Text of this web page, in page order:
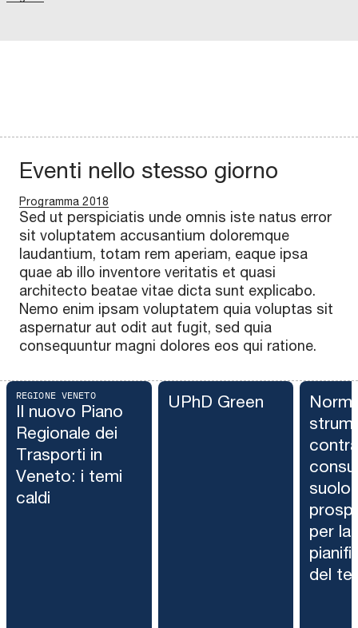
Eventi nello stesso giorno
Programma 2018
Sed ut perspiciatis unde omnis iste natus error
sit voluptatem accusantium doloremque
laudantium, totam rem aperiam, eaque ipsa
quae ab illo inventore veritatis et quasi
architecto beatae vitae dicta sunt explicabo.
Nemo enim ipsam voluptatem quia voluptas sit
aspernatur aut odit aut fugit, sed quia
consequuntur magni dolores eos qui ratione.
REGIONE VENETO
Il nuovo Piano
Regionale dei
Trasporti in
Veneto: i temi
caldi
UPhD Green
per la
del